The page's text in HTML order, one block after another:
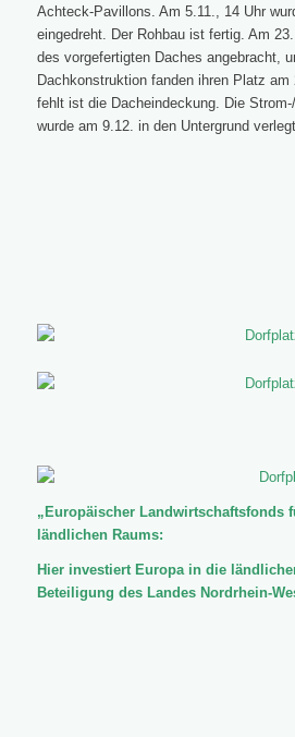
Achteck-Pavillons. Am 5.11., 14 Uhr
eingedreht. Der Rohbau ist fertig. Am
des vorgefertigten Daches angebracht,
Dachkonstruktion fanden ihren Platz
fehlt ist die Dacheindeckung. Die
wurde am 9.12. in den Untergrund verlegt.
„Europäischer Landwirtschaftsfonds
ländlichen Raums:
Hier investiert Europa in die
Beteiligung des Landes Nordrhein-